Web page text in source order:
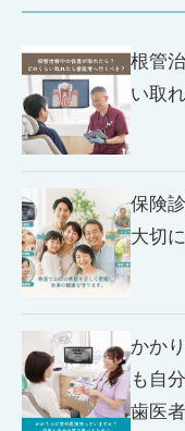
根管
い取
保険
大切
かか
も自
歯医者